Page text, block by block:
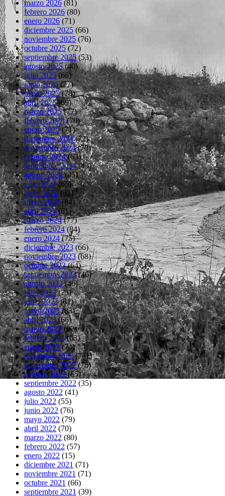
marzo 2026 (81)
febrero 2026 (80)
enero 2026 (71)
diciembre 2025 (66)
noviembre 2025 (76)
octubre 2025(72)
septiembre 2025(53)
agosto 2025(40)
julio 2025(66)
junio 2025 (77)
mayo 2025(78)
abril 2025(69)
marzo 2025(77)
febrero 2025(70)
enero 2025(71)
diciembre 2024(72)
noviembre 2024(70)
octubre 2024(63)
septiembre 2024(43)
agosto 2024(45)
julio 2024(66)
junio 2024 (82)
mayo 2024 (84)
abril 2024(81)
marzo 2024(77)
febrero 2024(84)
enero 2024(75)
diciembre 2023(66)
noviembre 2023(68)
octubre 2023(64)
septiembre 2023(46)
agosto 2023(46)
julio 2023(75)
junio 2023(81)
mayo 2023(83)
abril 2023(66)
marzo 2023(62)
febrero 2023(63)
enero 2023(74)
diciembre 2022(73)
noviembre 2022(76)
octubre 2022(65)
septiembre 2022 (35)
agosto 2022 (41)
julio 2022 (55)
junio 2022 (76)
mayo 2022 (79)
abril 2022 (70)
marzo 2022 (80)
febrero 2022 (57)
enero 2022 (15)
diciembre 2021 (71)
noviembre 2021 (71)
octubre 2021 (66)
septiembre 2021 (39)